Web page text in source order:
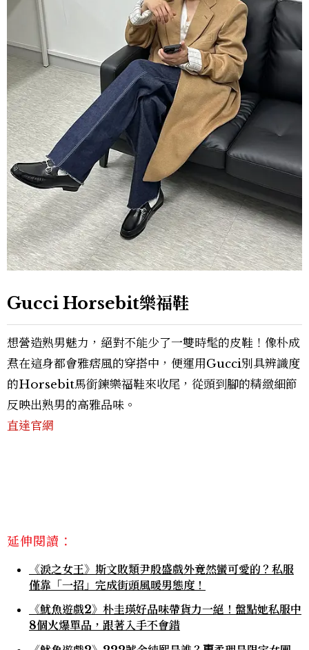
Gucci Horsebit樂福鞋
想營造熟男魅力，絕對不能少了一雙時髦的皮鞋！像朴成
焄在這身都會雅痞風的穿搭中，便運用Gucci別具辨識度
的Horsebit馬銜鍊樂福鞋來收尾，從頭到腳的精緻細節
反映出熟男的高雅品味。
直達官網
延伸閱讀：
《淚之女王》斯文敗類尹殷盛戲外竟然蠻可愛的？私服
僅靠「一招」完成街頭風暖男態度！
《魷魚遊戲2》朴圭瑛好品味帶貨力一絕！盤點她私服中
8個火爆單品，跟著入手不會錯